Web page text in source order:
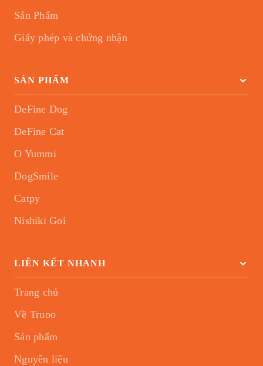
Sản Phẩm
Giấy phép và chứng nhận
SẢN PHẨM
DeFine Dog
DeFine Cat
O Yummi
DogSmile
Catpy
Nishiki Goi
LIÊN KẾT NHANH
Trang chủ
Về Truoo
Sản phẩm
Nguyên liệu